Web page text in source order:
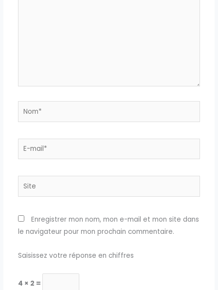
Nom*
E-
mail*
Site
Enregistrer mon nom, mon e-mail et mon site dans
le navigateur pour mon prochain commentaire.
Saisissez votre réponse en chiffres
4 × 2 =